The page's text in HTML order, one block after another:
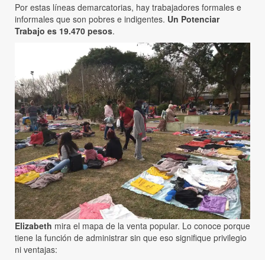
Por estas líneas demarcatorias, hay trabajadores formales e
informales que son pobres e indigentes. Un Potenciar
Trabajo es 19.470 pesos.
Elizabeth mira el mapa de la venta popular. Lo conoce porque
tiene la función de administrar sin que eso signifique privilegio
ni ventajas: